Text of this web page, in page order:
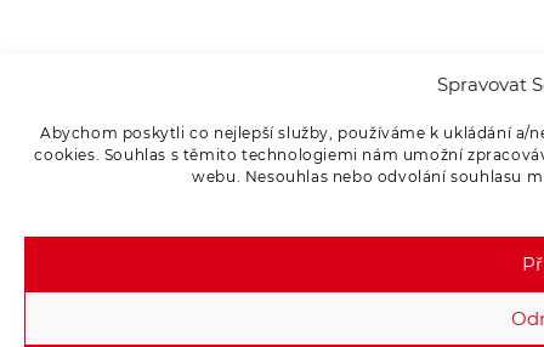
Spravovat
Abychom poskytli co nejlepší služby, používáme k ukládání
cookies. Souhlas s těmito technologiemi nám umožní
webu. Nesouhlas nebo odvolání souhlasu